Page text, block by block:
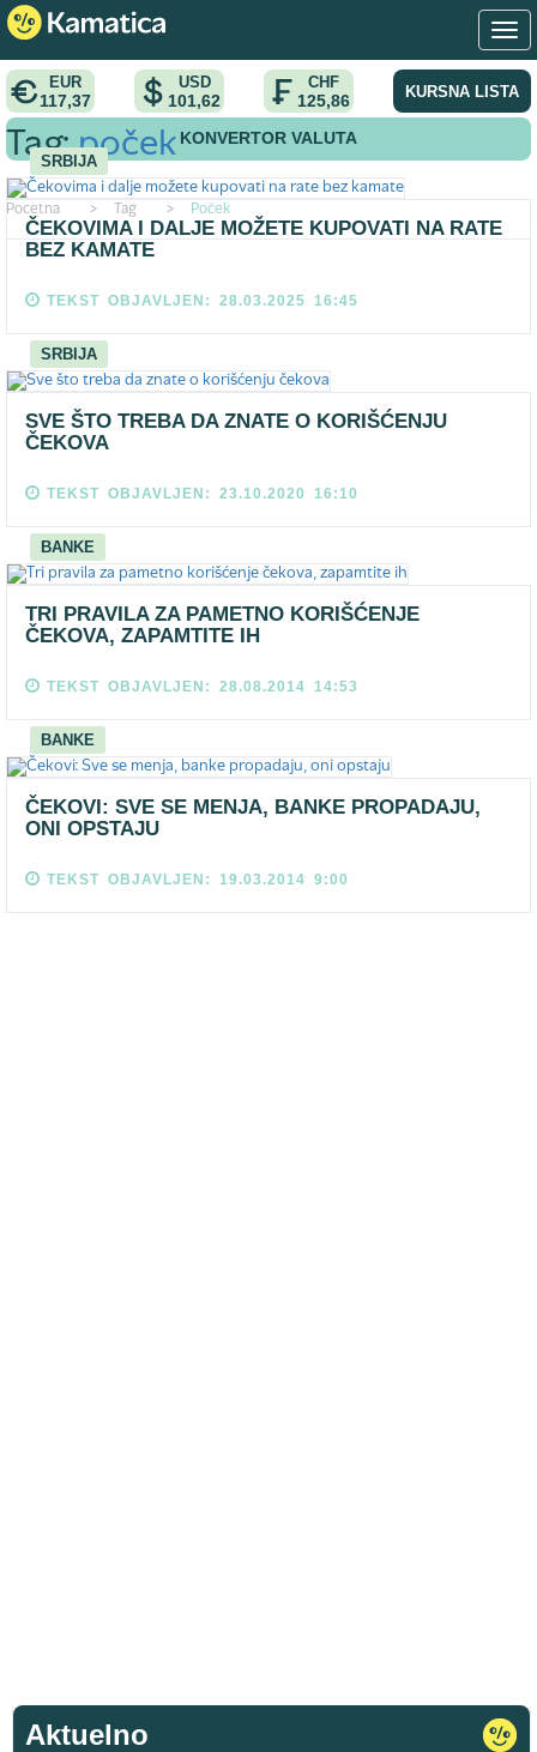
EUR
117,37
USD
101,62
CHF
125,86 KURSNA LISTA
KONVERTOR VALUTA
Pocetna > Tag > Poček
Tag:poček
SRBIJA
ČEKOVIMA I DALJE MOŽETE KUPOVATI NA RATE
BEZ KAMATE
TEKST OBJAVLJEN: 28.03.2025 16:45
SRBIJA
SVE ŠTO TREBA DA ZNATE O KORIŠĆENJU
ČEKOVA
TEKST OBJAVLJEN: 23.10.2020 16:10
BANKE
TRI PRAVILA ZA PAMETNO KORIŠĆENJE
ČEKOVA, ZAPAMTITE IH
TEKST OBJAVLJEN: 28.08.2014 14:53
BANKE
ČEKOVI: SVE SE MENJA, BANKE PROPADAJU,
ONI OPSTAJU
TEKST OBJAVLJEN: 19.03.2014 9:00
Aktuelno